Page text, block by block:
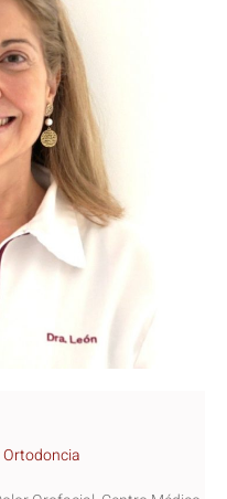
Ortodoncia